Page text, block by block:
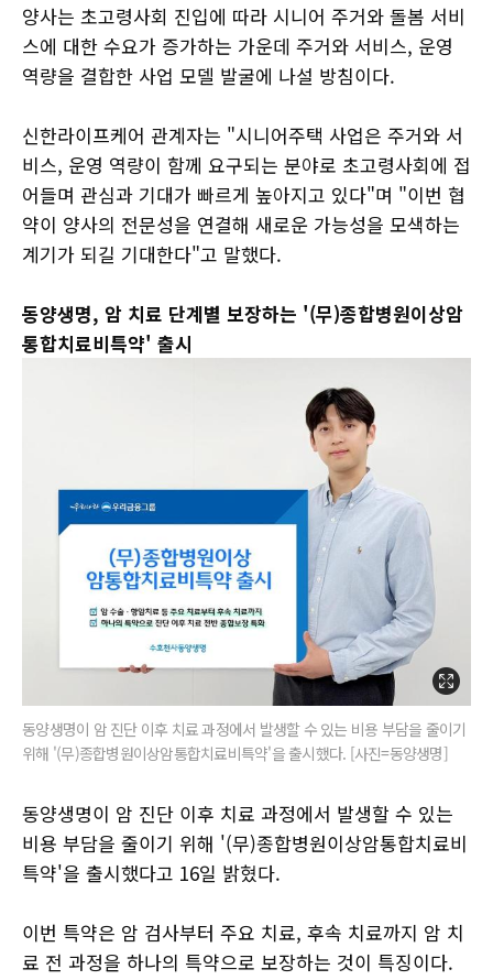
양사는 초고령사회 진입에 따라 시니어 주거와 돌봄 서비
스에 대한 수요가 증가하는 가운데 주거와 서비스, 운영
역량을 결합한 사업 모델 발굴에 나설 방침이다.
신한라이프케어 관계자는 "시니어주택 사업은 주거와 서
비스, 운영 역량이 함께 요구되는 분야로 초고령사회에 접
어들며 관심과 기대가 빠르게 높아지고 있다"며 "이번 협
약이 양사의 전문성을 연결해 새로운 가능성을 모색하는
계기가 되길 기대한다"고 말했다.
동양생명, 암 치료 단계별 보장하는 '(무)종합병원이상암
통합치료비특약' 출시
동양생명이 암 진단 이후 치료 과정에서 발생할 수 있는 비용 부담을 줄이기
위해 '(무)종합병원이상암통합치료비특약'을 출시했다. [사진=동양생명]
동양생명이 암 진단 이후 치료 과정에서 발생할 수 있는
비용 부담을 줄이기 위해 '(무)종합병원이상암통합치료비
특약'을 출시했다고 16일 밝혔다.
이번 특약은 암 검사부터 주요 치료, 후속 치료까지 암 치
료 전 과정을 하나의 특약으로 보장하는 것이 특징이다.